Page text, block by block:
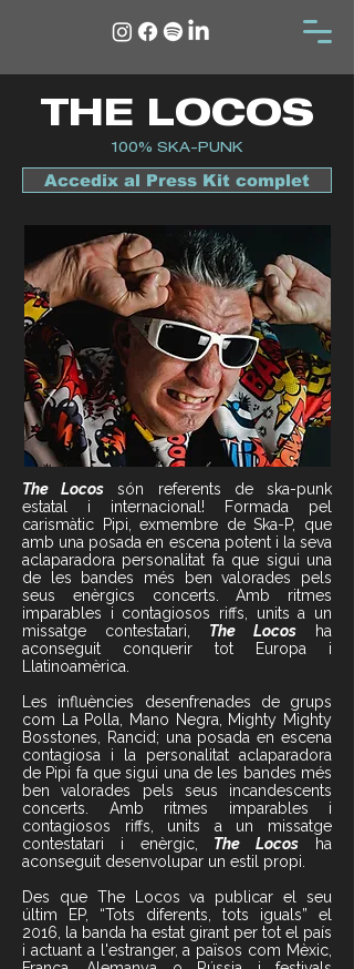
THE LOCOS
100% SKA-PUNK
Accedix al Press Kit complet
The Locos són referents de ska-punk
estatal i internacional! Formada pel
carismàtic Pipi, exmembre de Ska-P, que
amb una posada en escena potent i la seva
aclaparadora personalitat fa que sigui una
de les bandes més ben valorades pels
seus enèrgics concerts. Amb ritmes
imparables i contagiosos riffs, units a un
missatge contestatari, The Locos ha
aconseguit conquerir tot Europa i
Llatinoamèrica.
Les influències desenfrenades de grups
com La Polla, Mano Negra, Mighty Mighty
Bosstones, Rancid; una posada en escena
contagiosa i la personalitat aclaparadora
de Pipi fa que sigui una de les bandes més
ben valorades pels seus incandescents
concerts. Amb ritmes imparables i
contagiosos riffs, units a un missatge
contestatari i enèrgic, The Locos ha
aconseguit desenvolupar un estil propi.
Des que The Locos va publicar el seu
últim EP, “Tots diferents, tots iguals” el
2016, la banda ha estat girant per tot el país
i actuant a l'estranger, a països com Mèxic,